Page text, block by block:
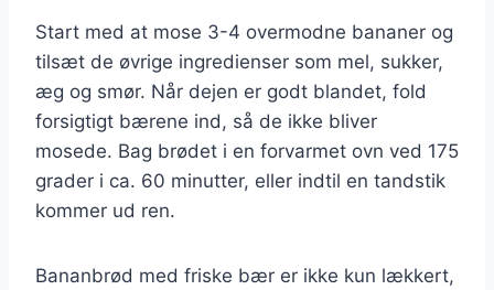
Start med at mose 3-4 overmodne bananer og
tilsæt de øvrige ingredienser som mel, sukker,
æg og smør. Når dejen er godt blandet, fold
forsigtigt bærene ind, så de ikke bliver
mosede. Bag brødet i en forvarmet ovn ved 175
grader i ca. 60 minutter, eller indtil en tandstik
kommer ud ren.
Bananbrød med friske bær er ikke kun lækkert,